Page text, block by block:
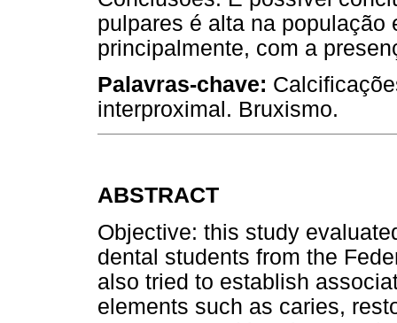
pulpares é alta na população
principalmente, com a
Palavras-chave:
interproximal. Bruxismo.
ABSTRACT
Objective: this study
dental students from the
also tried to establish
elements such as caries,